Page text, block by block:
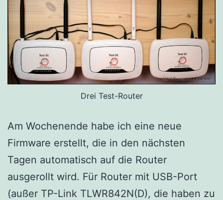
Drei Test-Router
Am Wochenende habe ich eine neue
Firmware erstellt, die in den nächsten
Tagen automatisch auf die Router
ausgerollt wird. Für Router mit USB-Port
(außer TP-Link TLWR842N(D), die haben zu